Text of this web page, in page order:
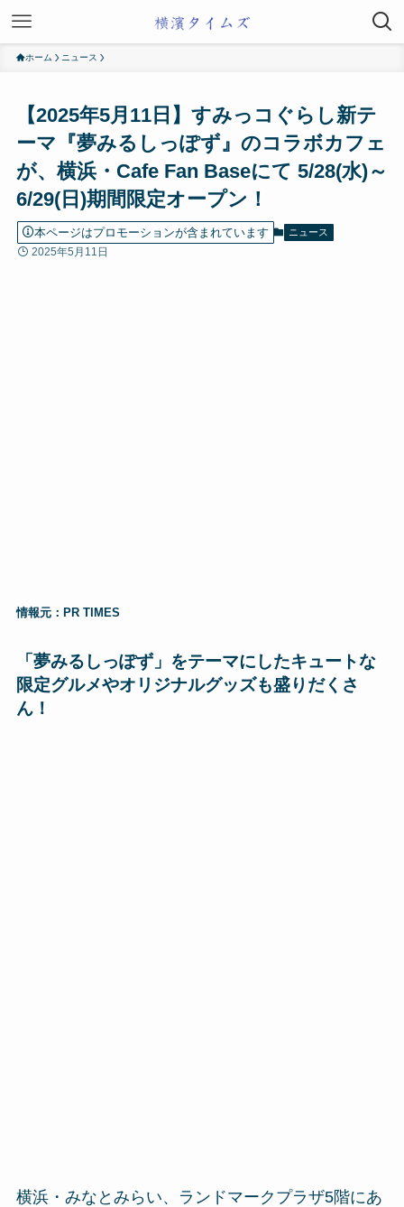
ホーム ニュース
【2025年5月11日】すみっコぐらし新テ
ーマ『夢みるしっぽず』のコラボカフェ
が、横浜・Cafe Fan Baseにて 5/28(水)～
6/29(日)期間限定オープン！
本ページはプロモーションが含まれています ニュース
2025年5月11日
情報元：PR TIMES
「夢みるしっぽず」をテーマにしたキュートな
限定グルメやオリジナルグッズも盛りだくさ
ん！
横浜・みなとみらい、ランドマークプラザ5階にあ